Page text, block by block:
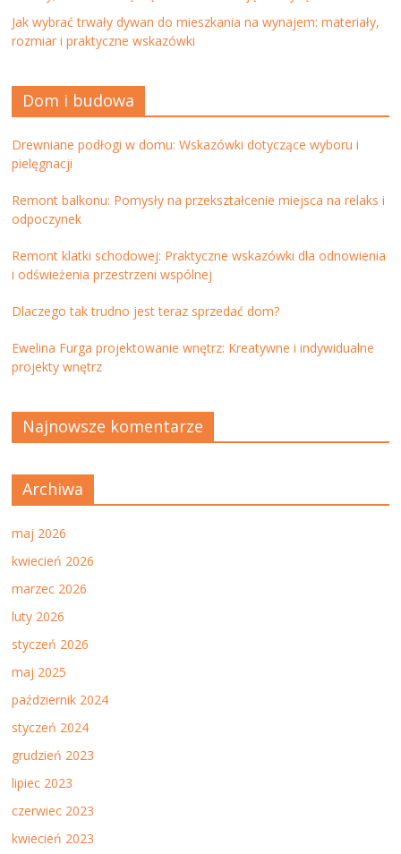
Jak wybrać trwały dywan do mieszkania na wynajem: materiały,
rozmiar i praktyczne wskazówki
Dom i budowa
Drewniane podłogi w domu: Wskazówki dotyczące wyboru i
pielęgnacji
Remont balkonu: Pomysły na przekształcenie miejsca na relaks i
odpoczynek
Remont klatki schodowej: Praktyczne wskazówki dla odnowienia
i odświeżenia przestrzeni wspólnej
Dlaczego tak trudno jest teraz sprzedać dom?
Ewelina Furga projektowanie wnętrz: Kreatywne i indywidualne
projekty wnętrz
Najnowsze komentarze
Archiwa
maj 2026
kwiecień 2026
marzec 2026
luty 2026
styczeń 2026
maj 2025
październik 2024
styczeń 2024
grudzień 2023
lipiec 2023
czerwiec 2023
kwiecień 2023